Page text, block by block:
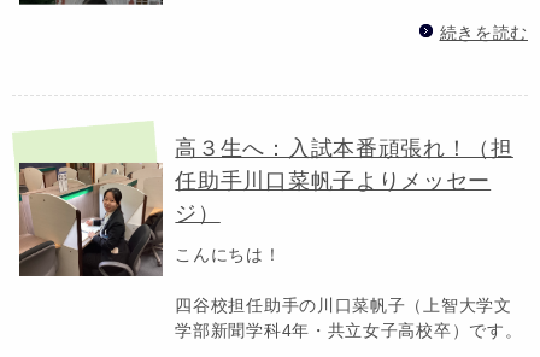
続きを読む
高３生へ：入試本番頑張れ！（担
任助手川口菜帆子よりメッセー
ジ）
こんにちは！
四谷校担任助手の川口菜帆子（上智大学文
学部新聞学科4年・共立女子高校卒）です。